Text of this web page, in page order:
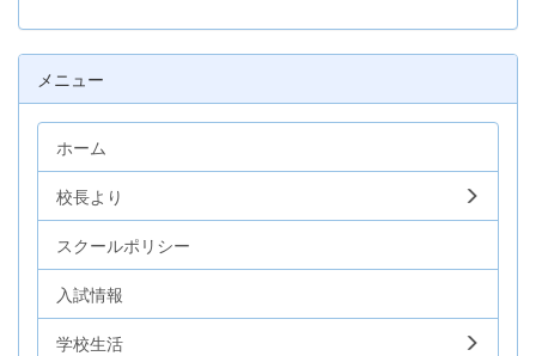
メニュー
ホーム
校長より
スクールポリシー
入試情報
学校生活